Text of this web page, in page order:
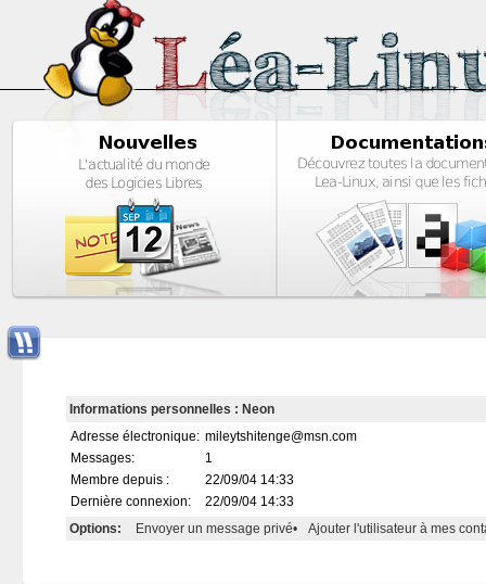
Informations personnelles : Neon
Adresse électronique: mileytshitenge@msn.com
Messages:
1
Membre depuis :
22/09/04 14:33
Dernière connexion:
22/09/04 14:33
Options:
Envoyer un message privé• Ajouter l'utilisateur à mes